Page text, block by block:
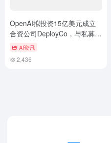
OpenAI拟投资15亿美元成立
合资公司DeployCo，与私募巨
头合作拓展企业市场
AI资讯
2,436